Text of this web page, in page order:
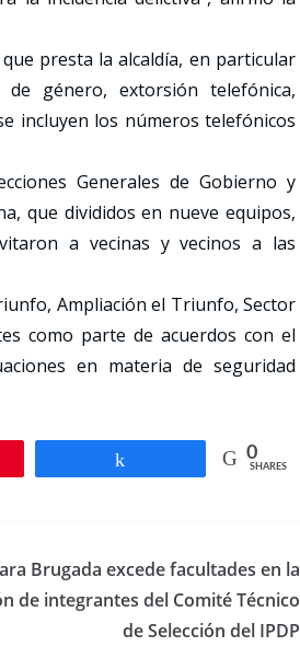
presta la alcaldía, en particular
género, extorsión telefónica,
incluyen los números telefónicos
Generales de Gobierno y
que divididos en nueve equipos,
a vecinas y vecinos a las
Ampliación el Triunfo, Sector
como parte de acuerdos con el
en materia de seguridad
0
SHARES
Brugada excede facultades en la
de integrantes del Comité Técnico
de Selección del IPDP